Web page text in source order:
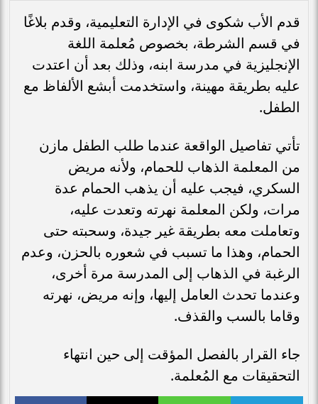
قدم الأب شكوى في الإدارة التعليمية، وقدم بلاغًا
في قسم الشرطة، بخصوص مُعلمة اللغة
الإنجليزية في مدرسة ابنه، وذلك بعد أن اعتدت
عليه بطريقة مهينة، واستخدمت أبشع الألفاظ مع
الطفل.
تأتي تفاصيل الواقعة عندما طلب الطفل مازن
من المعلمة الذهاب للحمام، ولأنه مريض
السكري، فيجب عليه أن يذهب الحمام عدة
مرات، ولكن المعلمة نهرته وتعدت عليه،
وتعاملت معه بطريقة غير جيدة، وسحبته حتى
الحمام، وهذا ما تسبب في شعوره بالحزن، وعدم
الرغبة في الذهاب إلى المدرسة مرة أخرى،
وعندما تحدث العامل إليها، وإنه مريض، نهرته
وقاما بالسب والقذف.
جاء القرار بالفصل المؤقت إلى حين انتهاء
التحقيقات مع المُعلمة.